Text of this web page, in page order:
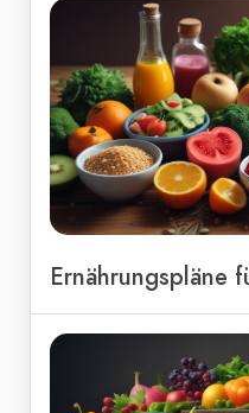
Ernährungspläne